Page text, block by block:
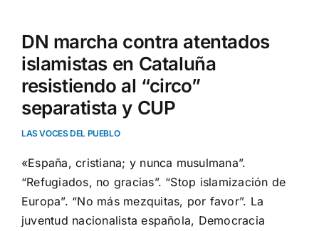
DN marcha contra atentados
islamistas en Cataluña
resistiendo al “circo”
separatista y CUP
LAS VOCES DEL PUEBLO
«España, cristiana; y nunca musulmana”.
“Refugiados, no gracias”. “Stop islamización de
Europa”. “No más mezquitas, por favor”. La
juventud nacionalista española, Democracia